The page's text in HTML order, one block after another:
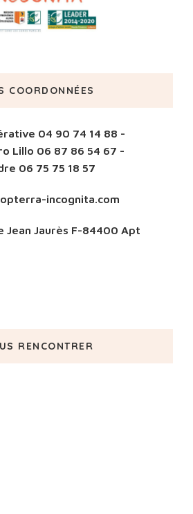
COORDONNÉES
04 90 74 14 88 -
Lillo 06 87 86 54 67 -
06 75 75 18 57
incognita.com
Jean Jaurès F-84400 Apt
RENCONTRER